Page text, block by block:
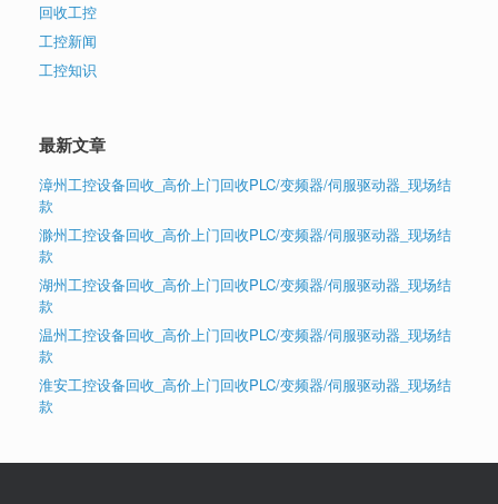
回收工控
工控新闻
工控知识
最新文章
漳州工控设备回收_高价上门回收PLC/变频器/伺服驱动器_现场结
款
滁州工控设备回收_高价上门回收PLC/变频器/伺服驱动器_现场结
款
湖州工控设备回收_高价上门回收PLC/变频器/伺服驱动器_现场结
款
温州工控设备回收_高价上门回收PLC/变频器/伺服驱动器_现场结
款
淮安工控设备回收_高价上门回收PLC/变频器/伺服驱动器_现场结
款